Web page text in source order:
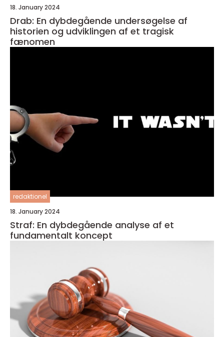
18. January 2024
Drab: En dybdegående undersøgelse af
historien og udviklingen af et tragisk
fænomen
redaktionel
18. January 2024
Straf: En dybdegående analyse af et
fundamentalt koncept